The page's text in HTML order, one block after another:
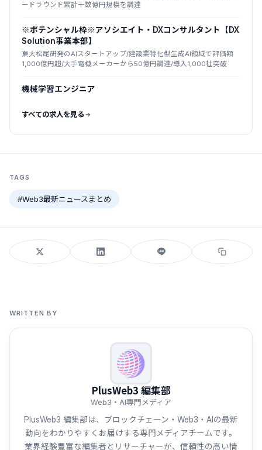
ードラウンド累計十数億円規模を調達
※ポテンシャル枠※アソシエイト・DXコンサルタント【DX
Solution事業本部】
東大松尾研発のAIスタートアップ/建設業特化型生成AI領域で評価額
1,000億円超/大手電機メーカーから50億円調達/導入1,000社突破
機械学習エンジニア
すべての求人を見る
TAGS
#Web3最新ニュースまとめ
WRITTEN BY
PlusWeb3 編集部
Web3・AI専門メディア
PlusWeb3 編集部は、ブロックチェーン・Web3・AIの最新
動向をわかりやすくお届けする専門メディアチームです。
業界経験豊富な編集者とリサーチャーが、信頼性の高い情